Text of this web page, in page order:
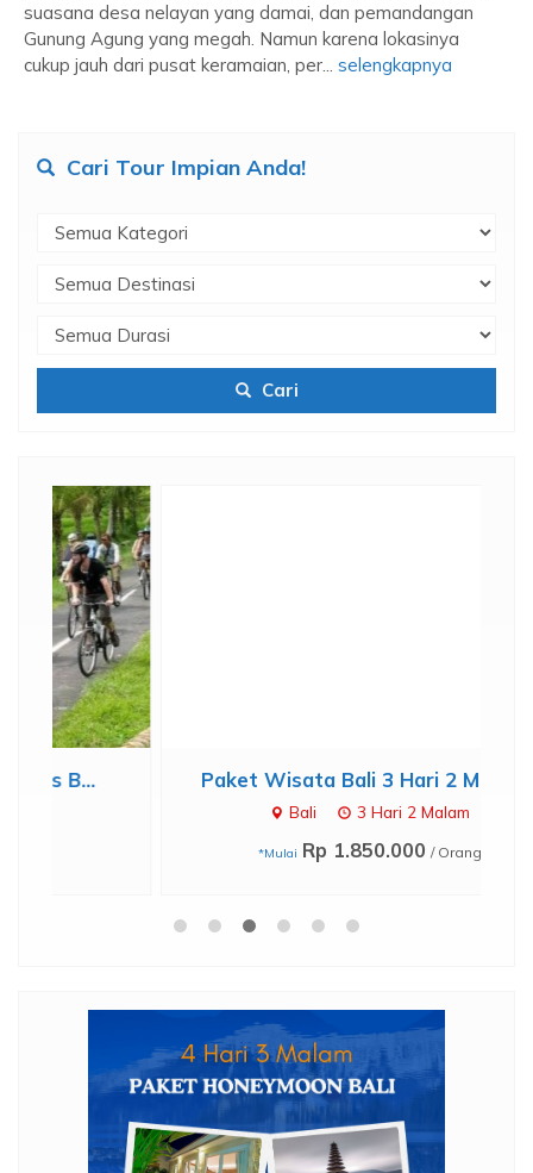
suasana desa nelayan yang damai, dan pemandangan
Gunung Agung yang megah. Namun karena lokasinya
cukup jauh dari pusat keramaian, per... selengkapnya
Cari Tour Impian Anda!
Cari
Paket Wisata Bali 3 Hari 2 Malam...
3 Hari 2 Malam
Rp 1.850.000 / Orang